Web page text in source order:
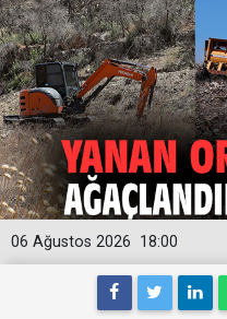
18:00
06 Ağustos 2026